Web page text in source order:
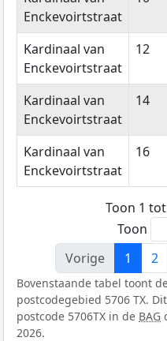
Enckevoirtstraat
Kardinaal van
Enckevoirtstraat
12
Kardinaal van
Enckevoirtstraat
14
Kardinaal van
Enckevoirtstraat
16
Toon 1
Toon
Vorige
1 2
Bovenstaande tabel toont
postcodegebied 5706 TX.
postcode 5706TX in de BAG
2026.